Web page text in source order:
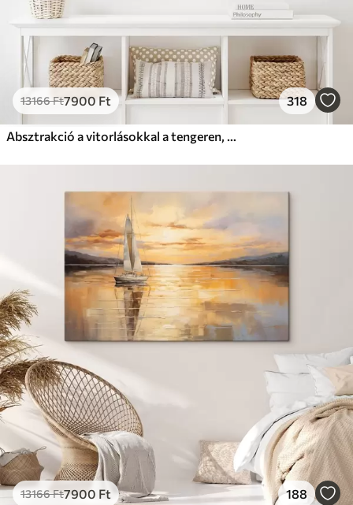
13166Ft7900 Ft 318
Absztrakció a vitorlásokkal a tengeren, akril stílusban, naplemente
13166Ft7900 Ft 188